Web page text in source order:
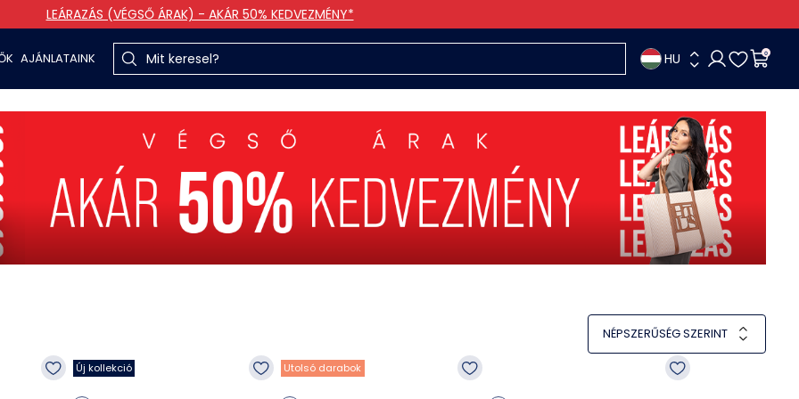
LEÁRAZÁS (VÉGSŐ ÁRAK) - AKÁR 50% KEDVEZMÉNY*
AJÁNLATAINK HU 0
NÉPSZERŰSÉG SZERINT
Új kollekció Utolsó darabok